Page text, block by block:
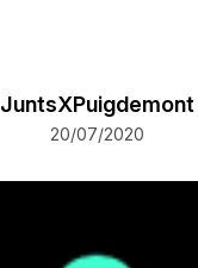
JuntsXPuigdemont
20/07/2020